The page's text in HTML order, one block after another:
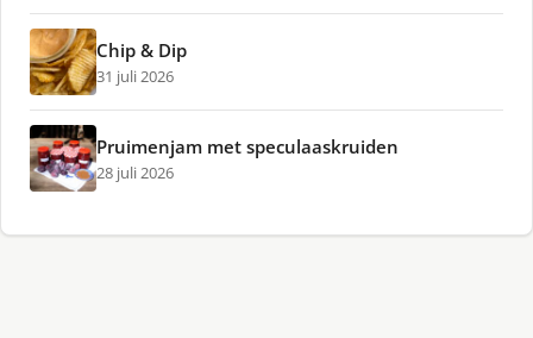
Chip & Dip
31 juli 2026
Pruimenjam met speculaaskruiden
28 juli 2026